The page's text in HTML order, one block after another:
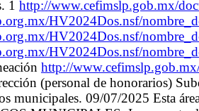
1 http://www.cefimslp.gob.mx/
HV2024Dos.nsf/
HV2024Dos.nsf/
HV2024Dos.nsf/
http://
(personal de honorarios)
municipales. 09/07/2025 Esta